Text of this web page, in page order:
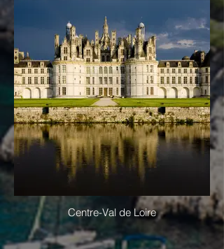
Centre-Val de Loire